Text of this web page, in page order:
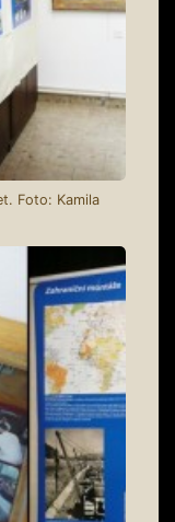
Foto: Kamila